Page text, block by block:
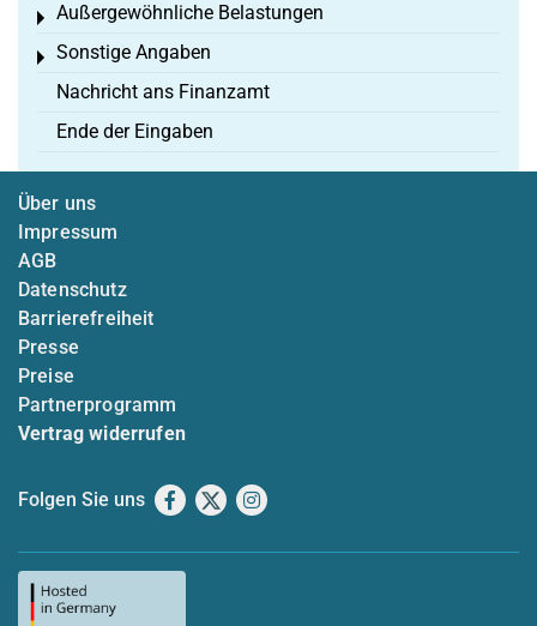
Außergewöhnliche Belastungen
Toggle menu
Sonstige Angaben
Toggle menu
Nachricht ans Finanzamt
Ende der Eingaben
Über uns
Impressum
AGB
Datenschutz
Barrierefreiheit
Presse
Preise
Partnerprogramm
Vertrag widerrufen
Folgen Sie uns Facebook
X Instagram